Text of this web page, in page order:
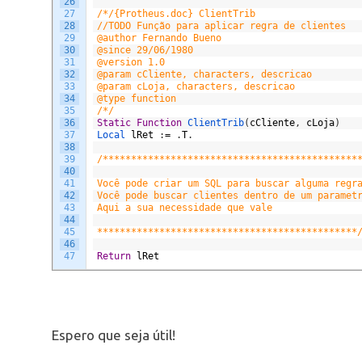
27
28
29
30
31
32
33
34
35
36
37
38
39
40
41
42
43
44
45
46
47
/*/{Protheus.doc} ClientTrib
//TODO Função para aplicar regra de clientes
@author Fernando Bueno
@since 29/06/1980
@version 1.0
@param cCliente, characters, descricao
@param cLoja, characters, descricao
@type function
/*/
Static Function ClientTrib( cCliente , cLoja)
Local lRet := .T.
/
Você pode criar um SQL para buscar alguma regra
Você pode buscar clientes dentro de um
Aqui a sua necessidade que vale
**********************************************/
Return lRet
Espero que seja útil!